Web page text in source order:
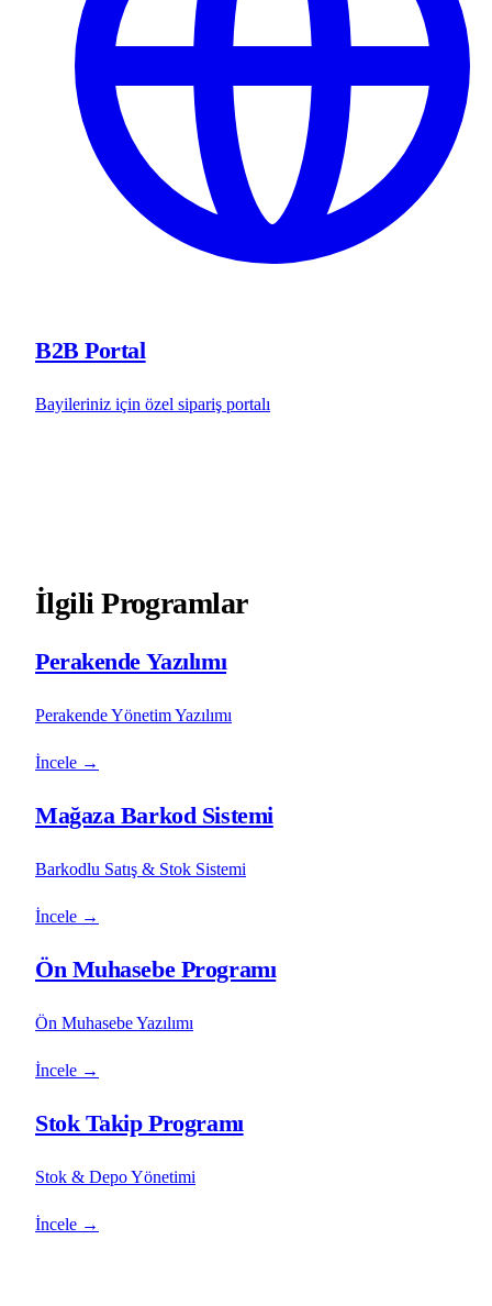
B2B Portal
Bayileriniz için özel sipariş portalı
İlgili Programlar
Perakende Yazılımı
Perakende Yönetim Yazılımı
İncele →
Mağaza Barkod Sistemi
Barkodlu Satış & Stok Sistemi
İncele →
Ön Muhasebe Programı
Ön Muhasebe Yazılımı
İncele →
Stok Takip Programı
Stok & Depo Yönetimi
İncele →